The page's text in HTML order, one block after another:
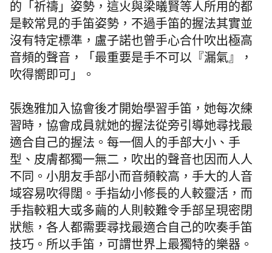
的「祈禱」姿勢，這火與梁㬢賢等人所用的都
是較常見的手笛姿勢，不過手笛的握法其實並
沒有特定標準， 盧子諾也曾手心合什吹出極高
音頻的聲音，「最重要是手不可以『漏氣』，
吹得嚮即可」。
張逸雅加入協會後才開始學習手笛，她每次練
習時，協會成員就她的握法從旁引導她尋找最
適合自己的握法。每一個人的手部大小、手
型、皮膚都獨一無二，吹出的聲音也因而人人
不同。小朋友手部小而音頻較高，手大的人音
域容易吹得闊。手指幼小修長的人較靈活，而
手指較粗大或多繭的人則較難令手部呈現密閉
狀態，各人都需要尋找最適合自己的吹奏手笛
技巧。所以手笛，可謂世界上最獨特的樂器。